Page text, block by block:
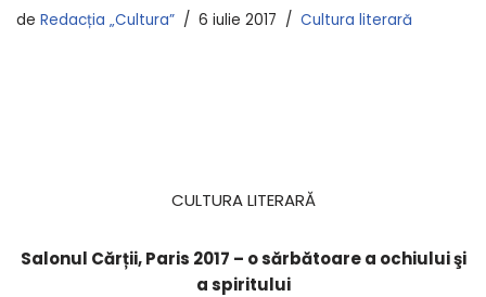
de Redacția „Cultura” 6 iulie 2017 Cultura literară
CULTURA LITERARĂ
Salonul Cărții, Paris 2017 – o sărbătoare a ochiului şi
a spiritului